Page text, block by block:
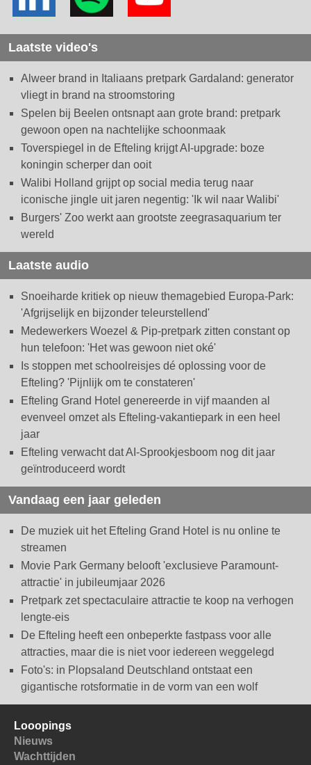
Laatste video's
Alweer brand in Italiaans pretpark Gardaland: generator
vliegt in brand na stroomstoring
Spelen bij Beelen ontsnapt aan grote brand: pretpark
gewoon open na nachtelijke schoonmaak
Toverspiegel in de Efteling krijgt AI-upgrade: boze
koningin scherper dan ooit
Walibi Holland grijpt op social media terug naar
iconische jingle uit jaren negentig: 'Ik wil naar Walibi'
Burgers' Zoo werkt aan grootste zeegrasaquarium ter
wereld
Laatste audio
Snoeiharde kritiek op nieuw themagebied Europa-Park:
'Afgrijselijk en bijzonder teleurstellend'
Medewerkers Woezel & Pip-pretpark zitten constant op
hun telefoon: 'Het was gewoon niet oké'
Is stoppen met schoolreisjes dé oplossing voor de
Efteling? 'Pijnlijk om te constateren'
Efteling Grand Hotel genereerde in vijf maanden al
evenveel omzet als Efteling-vakantiepark in een heel
jaar
Efteling verwacht dat AI-Sprookjesboom nog dit jaar
geïntroduceerd wordt
Vandaag een jaar geleden
De muziek uit het Efteling Grand Hotel is nu online te
streamen
Movie Park Germany belooft 'exclusieve Paramount-
attractie' in jubileumjaar 2026
Pretpark zet spectaculaire attractie te koop na verhogen
lengte-eis
De Efteling heeft een onbeperkte fastpass voor alle
attracties, maar die is niet voor iedereen weggelegd
Foto's: in Plopsaland Deutschland ontstaat een
gigantische rotsformatie in de vorm van een wolf
Looopings
Nieuws
Wachttijden